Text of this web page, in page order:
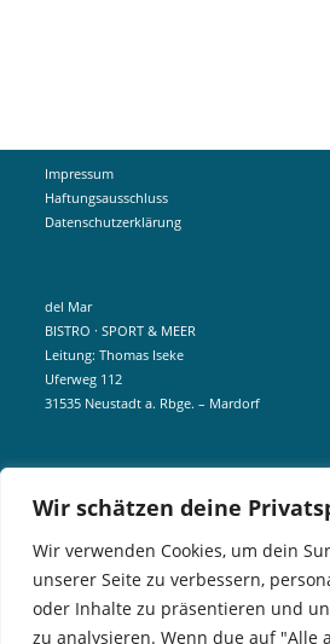
Wir schätzen deine
Wir verwenden Cookies, um dein
unserer Seite zu verbessern,
oder Inhalte zu präsentieren und
zu analysieren. Wenn due auf "Alle
Impressum
Haftungsausschluss
Datenschutzerklärung
del Mar
BISTRO · SPORT & MEER
Leitung: Thomas Iseke
Uferweg 112
31535 Neustadt a. Rbge. – Mardorf
info@delmar-mardorf.de
Gern könnt ihr euch telefonisch bei uns